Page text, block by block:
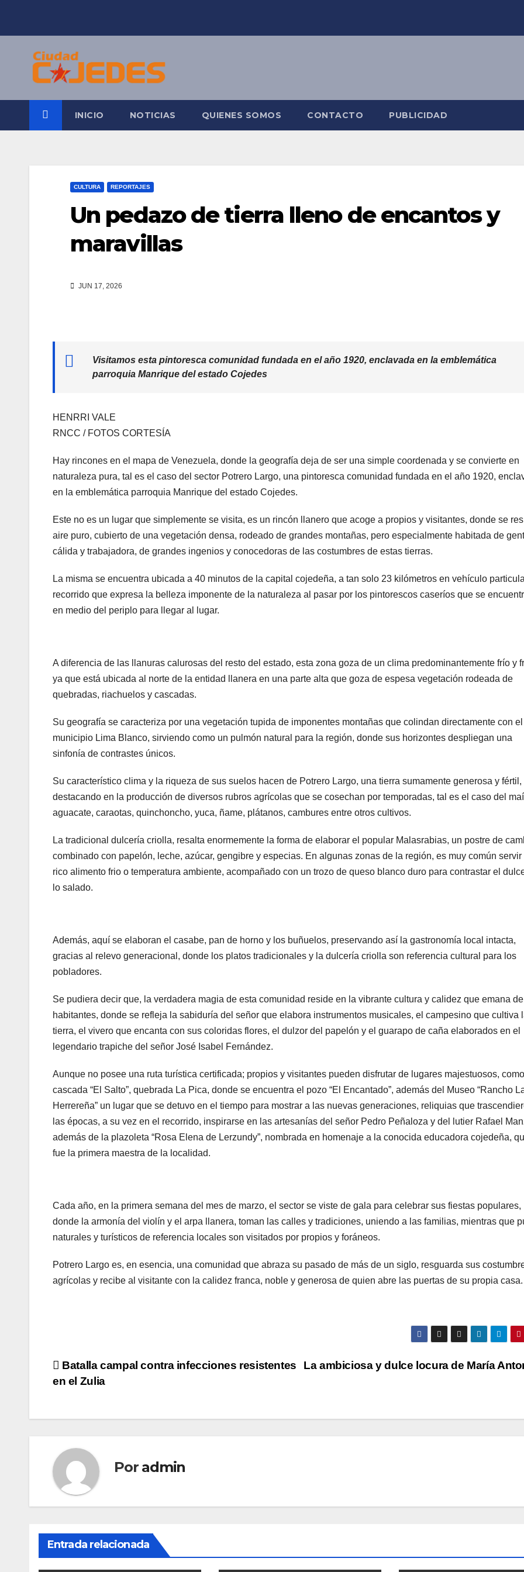
INICIO NOTICIAS QUIENES SOMOS CONTACTO PUBLICIDAD
CULTURA REPORTAJES
Un pedazo de tierra lleno de encantos y
maravillas
JUN 17, 2026
Visitamos esta pintoresca comunidad fundada en el año 1920, enclavada en la emblemática
parroquia Manrique del estado Cojedes
HENRRI VALE
RNCC / FOTOS CORTESÍA
Hay rincones en el mapa de Venezuela, donde la geografía deja de ser una simple coordenada y se convierte en
naturaleza pura, tal es el caso del sector Potrero Largo, una pintoresca comunidad fundada en el año 1920,
en la emblemática parroquia Manrique del estado Cojedes.
Este no es un lugar que simplemente se visita, es un rincón llanero que acoge a propios y visitantes, donde se
aire puro, cubierto de una vegetación densa, rodeado de grandes montañas, pero especialmente habitada de
cálida y trabajadora, de grandes ingenios y conocedoras de las costumbres de estas tierras.
La misma se encuentra ubicada a 40 minutos de la capital cojedeña, a tan solo 23 kilómetros en vehículo
recorrido que expresa la belleza imponente de la naturaleza al pasar por los pintorescos caseríos que se
en medio del periplo para llegar al lugar.
A diferencia de las llanuras calurosas del resto del estado, esta zona goza de un clima predominantemente frío y
ya que está ubicada al norte de la entidad llanera en una parte alta que goza de espesa vegetación rodeada de
quebradas, riachuelos y cascadas.
Su geografía se caracteriza por una vegetación tupida de imponentes montañas que colindan directamente con el
municipio Lima Blanco, sirviendo como un pulmón natural para la región, donde sus horizontes despliegan una
sinfonía de contrastes únicos.
Su característico clima y la riqueza de sus suelos hacen de Potrero Largo, una tierra sumamente generosa y fértil,
destacando en la producción de diversos rubros agrícolas que se cosechan por temporadas, tal es el caso del
aguacate, caraotas, quinchoncho, yuca, ñame, plátanos, cambures entre otros cultivos.
La tradicional dulcería criolla, resalta enormemente la forma de elaborar el popular Malasrabias, un postre de
combinado con papelón, leche, azúcar, gengibre y especias. En algunas zonas de la región, es muy común servir
rico alimento frio o temperatura ambiente, acompañado con un trozo de queso blanco duro para contrastar el
lo salado.
Además, aquí se elaboran el casabe, pan de horno y los buñuelos, preservando así la gastronomía local intacta,
gracias al relevo generacional, donde los platos tradicionales y la dulcería criolla son referencia cultural para los
pobladores.
Se pudiera decir que, la verdadera magia de esta comunidad reside en la vibrante cultura y calidez que emana
habitantes, donde se refleja la sabiduría del señor que elabora instrumentos musicales, el campesino que cultiva
tierra, el vivero que encanta con sus coloridas flores, el dulzor del papelón y el guarapo de caña elaborados en el
legendario trapiche del señor José Isabel Fernández.
Aunque no posee una ruta turística certificada; propios y visitantes pueden disfrutar de lugares majestuosos,
cascada “El Salto”, quebrada La Pica, donde se encuentra el pozo “El Encantado”, además del Museo “Rancho
Herrereña” un lugar que se detuvo en el tiempo para mostrar a las nuevas generaciones, reliquias que
las épocas, a su vez en el recorrido, inspirarse en las artesanías del señor Pedro Peñaloza y del lutier Rafael
además de la plazoleta “Rosa Elena de Lerzundy”, nombrada en homenaje a la conocida educadora cojedeña,
fue la primera maestra de la localidad.
Cada año, en la primera semana del mes de marzo, el sector se viste de gala para celebrar sus fiestas populares,
donde la armonía del violín y el arpa llanera, toman las calles y tradiciones, uniendo a las familias, mientras que
naturales y turísticos de referencia locales son visitados por propios y foráneos.
Potrero Largo es, en esencia, una comunidad que abraza su pasado de más de un siglo, resguarda sus
agrícolas y recibe al visitante con la calidez franca, noble y generosa de quien abre las puertas de su propia casa.
Navegación
entradas
La ambiciosa y dulce locura de María
Batalla campal contra infecciones resistentes
en el Zulia
Por admin
Entrada relacionada